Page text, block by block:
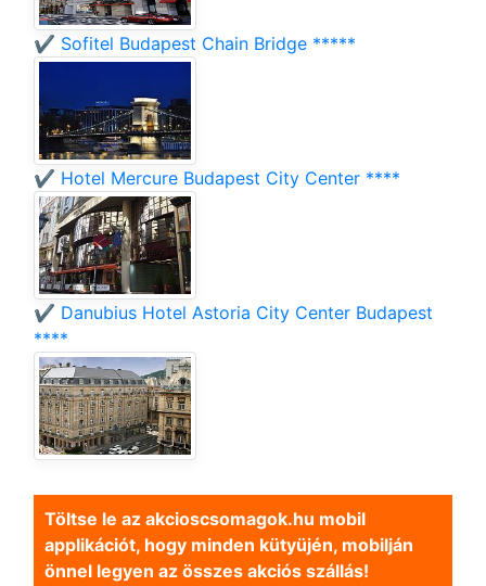
✔️ Sofitel Budapest Chain Bridge *****
✔️ Hotel Mercure Budapest City Center ****
✔️ Danubius Hotel Astoria City Center Budapest
****
Töltse le az akcioscsomagok.hu mobil
applikációt, hogy minden kütyüjén, mobilján
önnel legyen az összes akciós szállás!